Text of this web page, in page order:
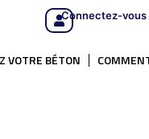
Connectez-vous
VOTRE BÉTON